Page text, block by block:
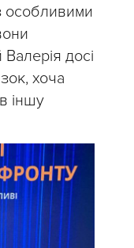
особливими
досі
хоча
іншу